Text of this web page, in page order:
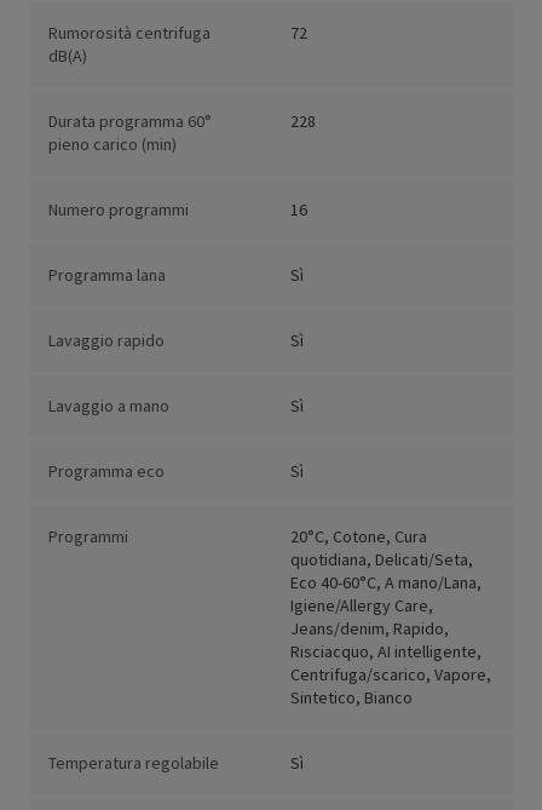
Rumorosità centrifuga
dB(A)
72
Durata programma 60°
pieno carico (min)
228
Numero programmi 16
Programma lana Sì
Lavaggio rapido Sì
Lavaggio a mano Sì
Programma eco Sì
Programmi
20°C, Cotone, Cura
quotidiana, Delicati/Seta,
Eco 40-60°C, A mano/Lana,
Igiene/Allergy Care,
Jeans/denim, Rapido,
Risciacquo, AI intelligente,
Centrifuga/scarico, Vapore,
Sintetico, Bianco
Temperatura regolabile Sì